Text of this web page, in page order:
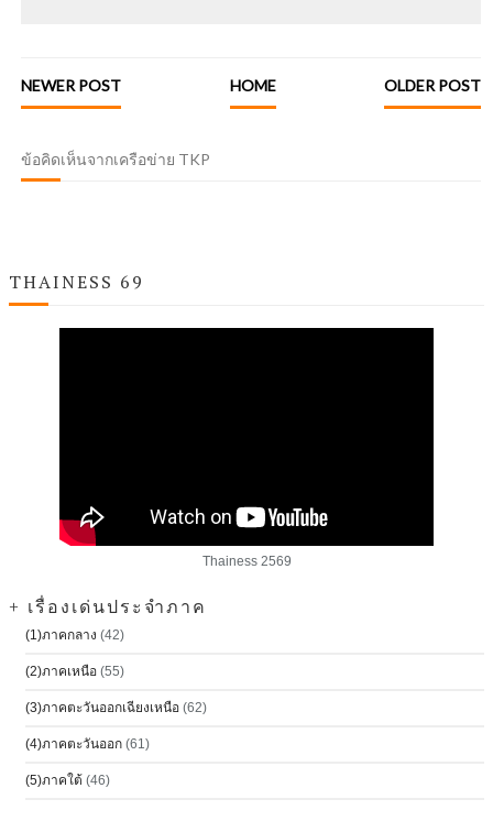
NEWER POST OLDER POST
HOME
ข้อคิดเห็นจากเครือข่าย TKP
THAINESS 69
Thainess 2569
+ เรื่องเด่นประจำภาค
(1)ภาคกลาง (42)
(2)ภาคเหนือ (55)
(3)ภาคตะวันออกเฉียงเหนือ (62)
(4)ภาคตะวันออก (61)
(5)ภาคใต้ (46)